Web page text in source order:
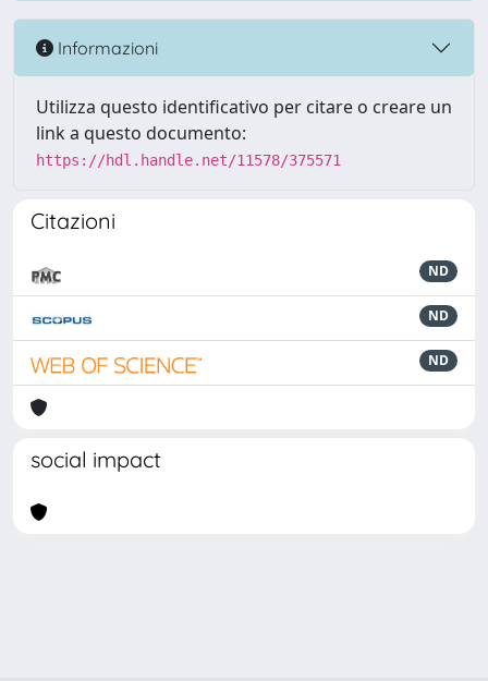
Informazioni
Utilizza questo identificativo per citare o creare un
link a questo documento:
https://hdl.handle.net/11578/375571
Citazioni
ND
ND
ND
social impact